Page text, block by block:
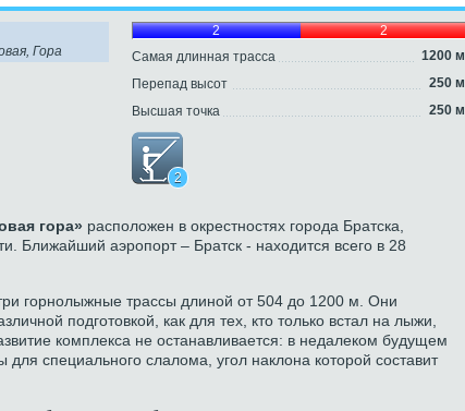
Гора
0 2 2
Самая длинная трасса
1200 м
Перепад высот
250 м
Высшая точка
250 м
2
гора» расположен в окрестностях города Братска,
Ближайший аэропорт – Братск - находится всего в 28
горнолыжные трассы длиной от 504 до 1200 м. Они
подготовкой, как для тех, кто только встал на лыжи,
комплекса не останавливается: в недалеком будущем
для специального слалома, угол наклона которой составит